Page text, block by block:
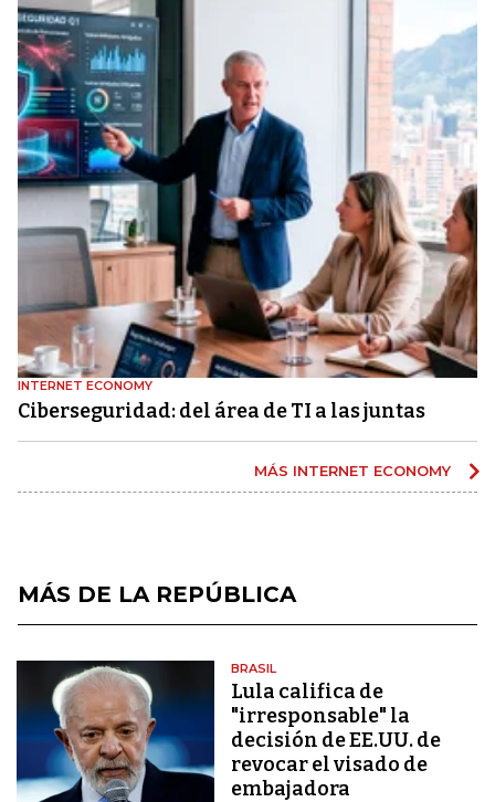
INTERNET ECONOMY
Ciberseguridad: del área de TI a las juntas
MÁS INTERNET ECONOMY
MÁS DE LA REPÚBLICA
BRASIL
Lula califica de
"irresponsable" la
decisión de EE.UU. de
revocar el visado de
embajadora